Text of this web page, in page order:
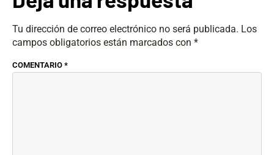
Tu dirección de correo electrónico no será publicada. Los
campos obligatorios están marcados con *
COMENTARIO *